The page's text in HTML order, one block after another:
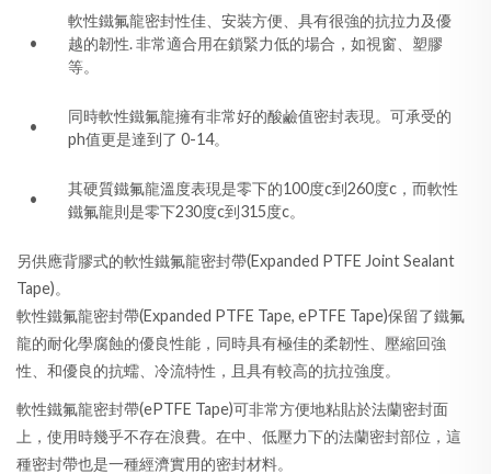
•
軟性鐵氟龍密封性佳、安裝方便、具有很強的抗拉力及優
越的韌性. 非常適合用在鎖緊力低的場合，如視窗、塑膠
等。
•
同時軟性鐵氟龍擁有非常好的酸鹼值密封表現。可承受的
ph值更是達到了 0-14。
•
其硬質鐵氟龍溫度表現是零下的100度c到260度c，而軟性
鐵氟龍則是零下230度c到315度c。
另供應背膠式的軟性鐵氟龍密封帶(Expanded PTFE Joint Sealant
Tape)。
軟性鐵氟龍密封帶(Expanded PTFE Tape, ePTFE Tape)保留了鐵氟
龍的耐化學腐蝕的優良性能，同時具有極佳的柔韌性、壓縮回強
性、和優良的抗蠕、冷流特性，且具有較高的抗拉強度。
軟性鐵氟龍密封帶(ePTFE Tape)可非常方便地粘貼於法蘭密封面
上，使用時幾乎不存在浪費。在中、低壓力下的法蘭密封部位，這
種密封帶也是一種經濟實用的密封材料。